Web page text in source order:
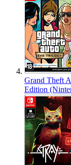
Grand Theft
Edition